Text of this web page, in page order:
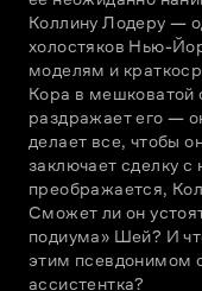
Коллину Лодеру —
холостяков Нью-
моделям и
Кора в мешковатой
раздражает его —
делает все, чтобы
заключает сделку
преображается,
Сможет ли он
подиума» Шей? И
этим псевдонимом
ассистентка?